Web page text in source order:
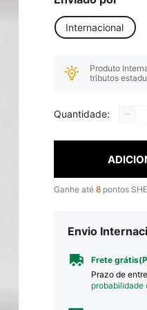
Internacional
Produto
tributos
Quantidade:
Ganhe até 8 pontos
Envio
Frete
Prazo de
probabilidade